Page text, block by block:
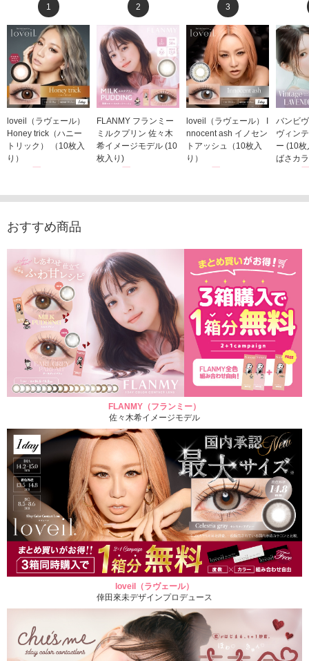
1
loveil（ラヴェール）
Honey trick（ハニー
トリック） （10枚入
り）
1,760円
2
FLANMY フランミー
ミルクプリン 佐々木
希イメージモデル (10
枚入り)
1,815円
3
loveil（ラヴェール） I
nnocent ash イノセン
トアッシュ（10枚入
り）
1,760円
バンビ
ヴィン
ー (10
ばさカ
1,848
おすすめ商品
FLANMY（フランミー）
佐々木希イメージモデル
loveil（ラヴェール）
倖田來未デザインプロデュース